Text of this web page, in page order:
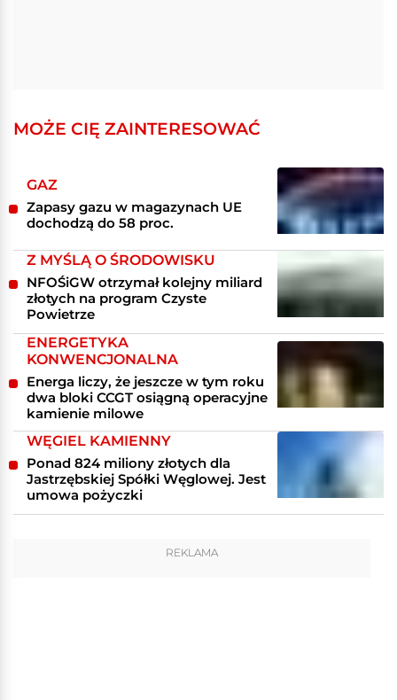
MOŻE CIĘ ZAINTERESOWAĆ
GAZ
Zapasy gazu w magazynach UE
dochodzą do 58 proc.
Z MYŚLĄ O ŚRODOWISKU
NFOŚiGW otrzymał kolejny miliard
złotych na program Czyste
Powietrze
ENERGETYKA
KONWENCJONALNA
Energa liczy, że jeszcze w tym roku
dwa bloki CCGT osiągną operacyjne
kamienie milowe
WĘGIEL KAMIENNY
Ponad 824 miliony złotych dla
Jastrzębskiej Spółki Węglowej. Jest
umowa pożyczki
REKLAMA